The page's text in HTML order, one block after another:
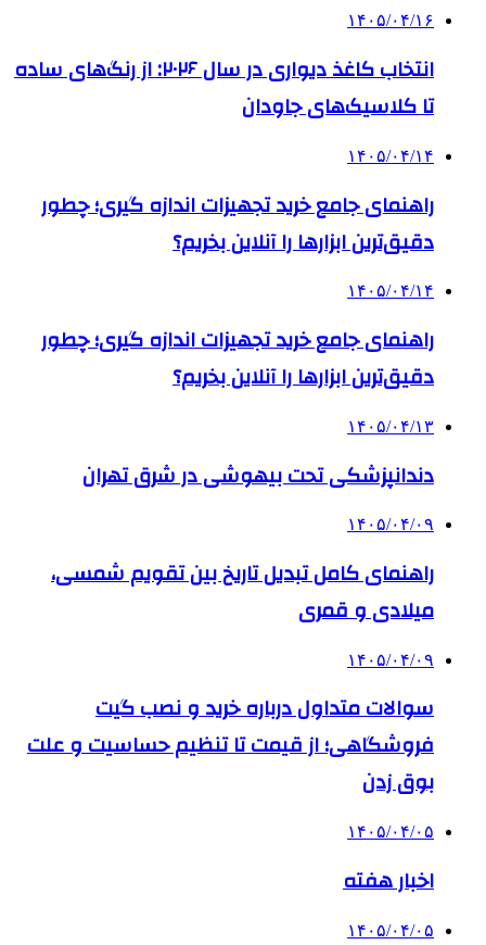
۱۴۰۵/۰۴/۱۶
انتخاب کاغذ دیواری در سال ۲۰۲۶: از رنگ‌های ساده
تا کلاسیک‌های جاودان
۱۴۰۵/۰۴/۱۴
راهنمای جامع خرید تجهیزات اندازه گیری؛ چطور
دقیق‌ترین ابزارها را آنلاین بخریم؟
۱۴۰۵/۰۴/۱۴
راهنمای جامع خرید تجهیزات اندازه گیری؛ چطور
دقیق‌ترین ابزارها را آنلاین بخریم؟
۱۴۰۵/۰۴/۱۳
دندانپزشکی تحت بیهوشی در شرق تهران
۱۴۰۵/۰۴/۰۹
راهنمای کامل تبدیل تاریخ بین تقویم شمسی،
میلادی و قمری
۱۴۰۵/۰۴/۰۹
سوالات متداول درباره خرید و نصب گیت
فروشگاهی؛ از قیمت تا تنظیم حساسیت و علت
بوق زدن
۱۴۰۵/۰۴/۰۵
اخبار هفته
۱۴۰۵/۰۴/۰۵